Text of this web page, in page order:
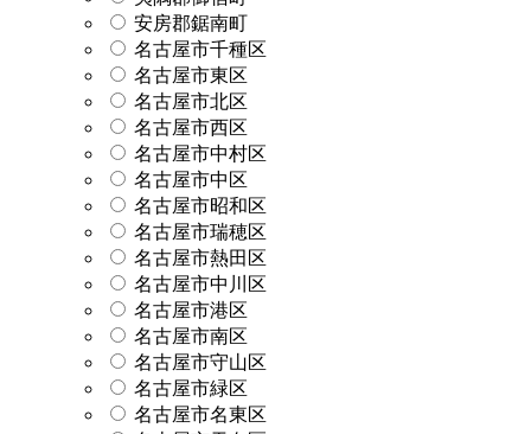
安房郡鋸南町
名古屋市千種区
名古屋市東区
名古屋市北区
名古屋市西区
名古屋市中村区
名古屋市中区
名古屋市昭和区
名古屋市瑞穂区
名古屋市熱田区
名古屋市中川区
名古屋市港区
名古屋市南区
名古屋市守山区
名古屋市緑区
名古屋市名東区